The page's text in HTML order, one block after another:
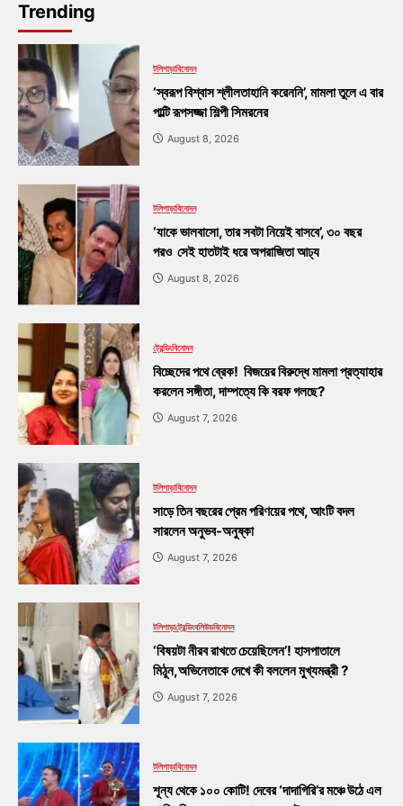
Trending
টলিপাড়াবিনোদন
‘স্বরূপ বিশ্বাস শ্লীলতাহানি করেননি’, মামলা তুলে এ বার
পাল্টি রূপসজ্জা শিল্পী সিমরনের
August 8, 2026
টলিপাড়াবিনোদন
‘যাকে ভালবাসো, তার সবটা নিয়েই বাসবে’, ৩০ বছর
পরও সেই হাতটাই ধরে অপরাজিতা আঢ্য
August 8, 2026
ট্রেন্ডিংবিনোদন
বিচ্ছেদের পথে ব্রেক! বিজয়ের বিরুদ্ধে মামলা প্রত্যাহার
করলেন সঙ্গীতা, দাম্পত্যে কি বরফ গলছে?
August 7, 2026
টলিপাড়াবিনোদন
সাড়ে তিন বছরের প্রেম পরিণয়ের পথে, আংটি বদল
সারলেন অনুভব-অনুষ্কা
August 7, 2026
টলিপাড়াট্রেন্ডিংবলিউডবিনোদন
‘বিষয়টা নীরব রাখতে চেয়েছিলেন’! হাসপাতালে
মিঠুন,অভিনেতাকে দেখে কী বললেন মুখ্যমন্ত্রী ?
August 7, 2026
টলিপাড়াবিনোদন
শূন্য থেকে ১০০ কোটি! দেবের ‘দাদাগিরি’র মঞ্চে উঠে এল